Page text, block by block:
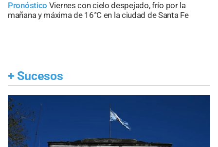
Pronóstico Viernes con cielo despejado, frío por la
mañana y máxima de 16°C en la ciudad de Santa Fe
+ Sucesos